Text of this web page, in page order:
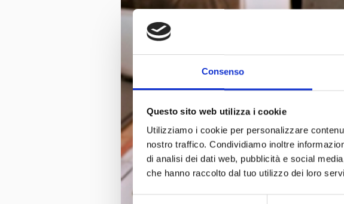
Consenso
Questo sito web utilizza i cookie
Utilizziamo i cookie per personalizzare
nostro traffico. Condividiamo inoltre
di analisi dei dati web, pubblicità e social
che hanno raccolto dal tuo utilizzo dei loro